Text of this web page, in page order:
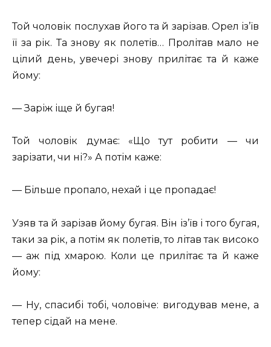
Той чоловік послухав його та й зарізав. Орел із’їв
її за рік. Та знову як полетів… Пролітав мало не
цілий день, увечері знову прилітає та й каже
йому:
— Заріж іще й бугая!
Той чоловік думає: «Що тут робити — чи
зарізати, чи ні?» А потім каже:
— Більше пропало, нехай і це пропадає!
Узяв та й зарізав йому бугая. Він із’їв і того бугая,
таки за рік, а потім як полетів, то літав так високо
— аж під хмарою. Коли це прилітає та й каже
йому:
— Ну, спасибі тобі, чоловіче: вигодував мене, а
тепер сідай на мене.